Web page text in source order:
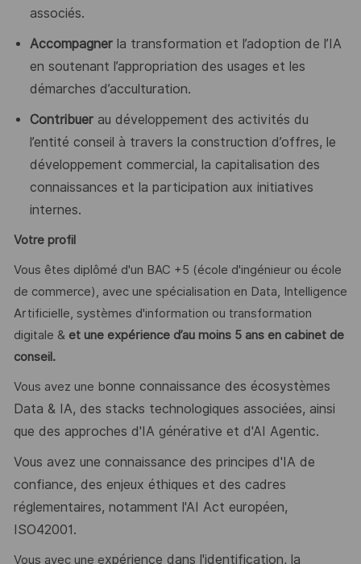
associés.
Accompagner la transformation et l’adoption de l’IA
en soutenant l’appropriation des usages et les
démarches d’acculturation.
Contribuer au développement des activités du
l’entité conseil à travers la construction d’offres, le
développement commercial, la capitalisation des
connaissances et la participation aux initiatives
internes.
Votre profil
Vous êtes diplômé d'un BAC +5 (école d'ingénieur ou école
de commerce), avec une spécialisation en Data, Intelligence
Artificielle, systèmes d'information ou transformation
digitale & et une expérience d’au moins 5 ans en cabinet de
conseil.
Vous avez une bonne connaissance des écosystèmes
Data & IA, des stacks technologiques associées, ainsi
que des approches d'IA générative et d'AI Agentic.
Vous avez une connaissance des principes d'IA de
confiance, des enjeux éthiques et des cadres
réglementaires, notamment l'AI Act européen,
ISO42001.
​Vous avec une expérience dans l'identification, la